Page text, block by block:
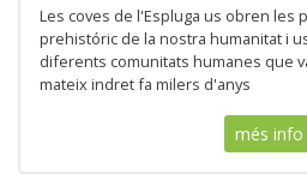
Les coves de l'Espluga us obren les
prehistóric de la nostra humanitat i
diferents comunitats humanes que
mateix indret fa milers d'anys
més info